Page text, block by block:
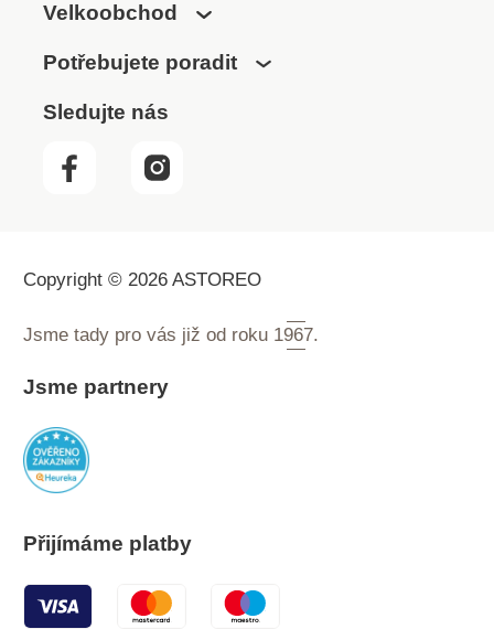
Velkoobchod
Potřebujete poradit
Sledujte nás
Copyright © 2026 ASTOREO
Jsme tady pro vás již od roku 1967.
Jsme partnery
Přijímáme platby